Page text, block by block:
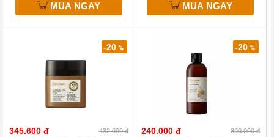
MUA NGAY MUA NGAY
345.600 đ 432.000 đ
-20%
240.000 đ 300.000 đ
-20 %